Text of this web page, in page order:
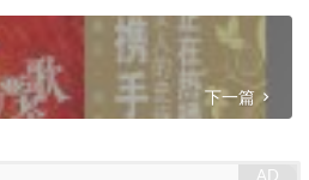
下一篇